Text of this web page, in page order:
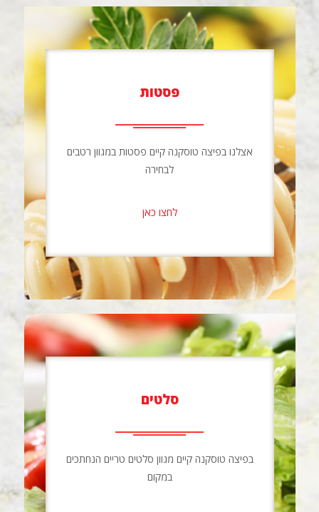
פסטות
אצלנו בפיצה טוסקנה קיים פסטות במגוון רטבים
לבחירה
לחצו כאן
סלטים
בפיצה טוסקנה קיים מגוון סלטים טריים הנחתכים
במקום